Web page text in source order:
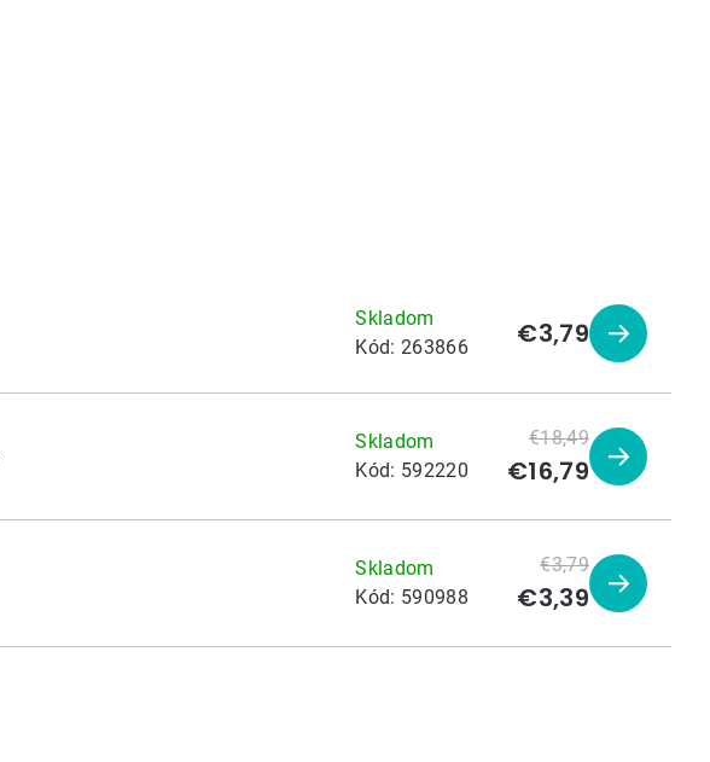
Skladom
Kód:263866 €3,79
Zobraziť
Skladom
Kód: 592220
€18,49
€16,79
Zobraziť
Skladom
Kód: 590988
€3,79
€3,39
Zobraziť